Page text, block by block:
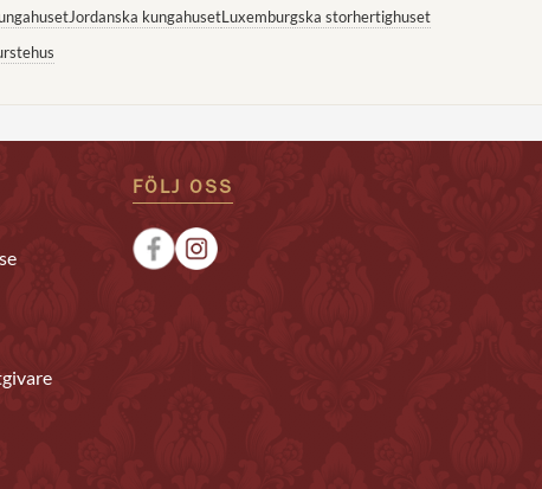
Jordanska kungahusetLuxemburgska storhertighuset
FÖLJ OSS